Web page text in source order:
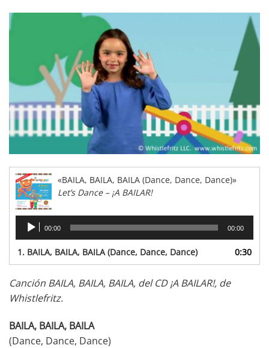
«BAILA, BAILA, BAILA (Dance, Dance, Dance)»
Let’s Dance – ¡A BAILAR!
Reproductor
audio
00:00 00:00
1. BAILA, BAILA, BAILA (Dance, Dance, Dance) 0:30
Canción BAILA, BAILA, BAILA, del CD ¡A BAILAR!, de
Whistlefritz.
BAILA, BAILA, BAILA
(Dance, Dance, Dance)